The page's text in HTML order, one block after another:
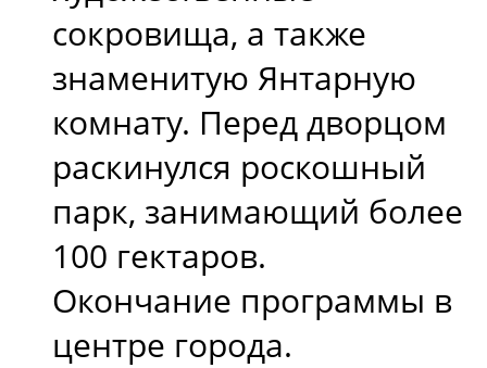
сокровища, а также
знаменитую Янтарную
комнату. Перед дворцом
раскинулся роскошный
парк, занимающий более
100 гектаров.
Окончание программы в
центре города.